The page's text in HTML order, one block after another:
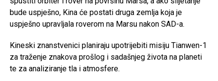
bude uspješno, Kina će postati druga zemlja koja je
uspješno upravljala roverom na Marsu nakon SAD-a.
Kineski znanstvenici planiraju upotrijebiti misiju Tianwen-1
za traženje znakova prošlog i sadašnjeg života na planeti
te za analiziranje tla i atmosfere.